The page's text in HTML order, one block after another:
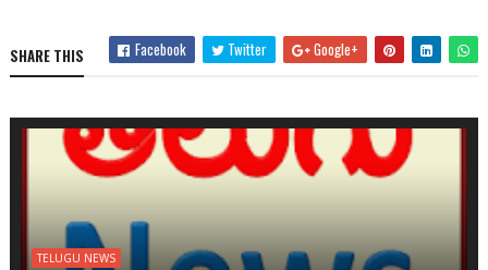
SHARE THIS Facebook Twitter Google+
TELUGU NEWS